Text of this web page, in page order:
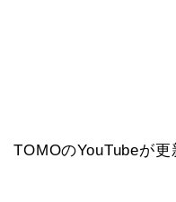
TOMOのYouTubeが